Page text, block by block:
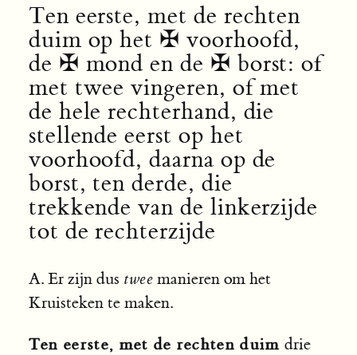
Ten eerste, met de rechten
duim op het ✠ voorhoofd,
de ✠ mond en de ✠ borst: of
met twee vingeren, of met
de hele rechterhand, die
stellende eerst op het
voorhoofd, daarna op de
borst, ten derde, die
trekkende van de linkerzijde
tot de rechterzijde
A. Er zijn dus twee manieren om het
Kruisteken te maken.
Ten eerste, met de rechten duim drie